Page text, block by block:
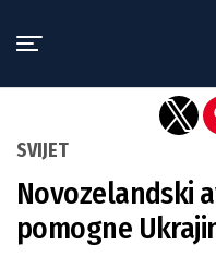
SVIJET
Novozelandski
pomogne